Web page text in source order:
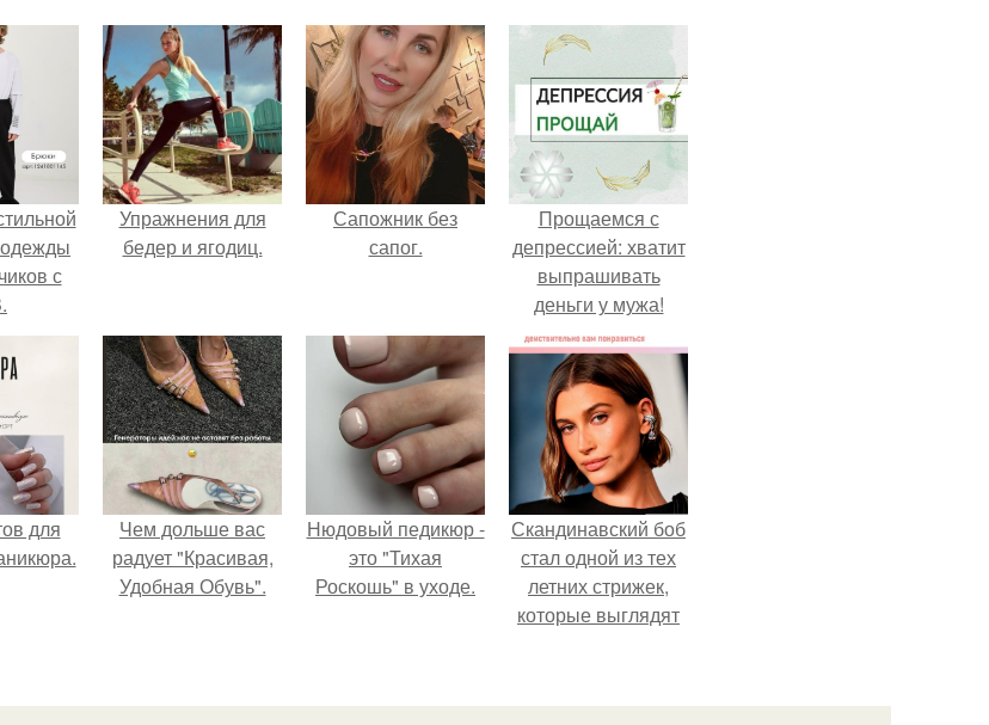
с
Упражнения для
бедер и ягодиц.
Сапожник без
сапог.
Прощаемся с
депрессией: хватит
выпрашивать
деньги у мужа!
для
Чем дольше вас
радует "Красивая,
Удобная Обувь".
Нюдовый педикюр -
это "Тихая
Роскошь" в уходе.
Скандинавский боб
стал одной из тех
летних стрижек,
которые выглядят